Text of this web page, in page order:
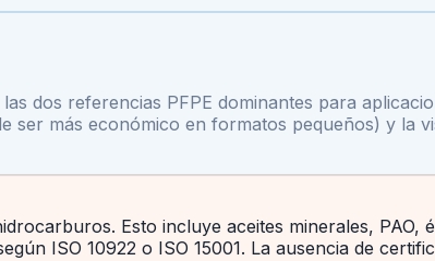
dos referencias PFPE dominantes para
ser más económico en formatos pequeños) y la
Esto incluye aceites minerales,
ISO 10922 o ISO 15001. La ausencia de